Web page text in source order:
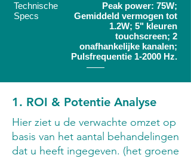
Technische
Specs
Peak power: 75W;
Gemiddeld vermogen tot
1.2W; 5" kleuren
touchscreen; 2
onafhankelijke kanalen;
Pulsfrequentie 1-2000 Hz.
1. ROI & Potentie Analyse
Hier ziet u de verwachte omzet op
basis van het aantal behandelingen
dat u heeft ingegeven. (het groene